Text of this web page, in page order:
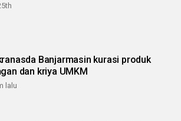
Banjarmasin kurasi produk
dan kriya UMKM
lalu